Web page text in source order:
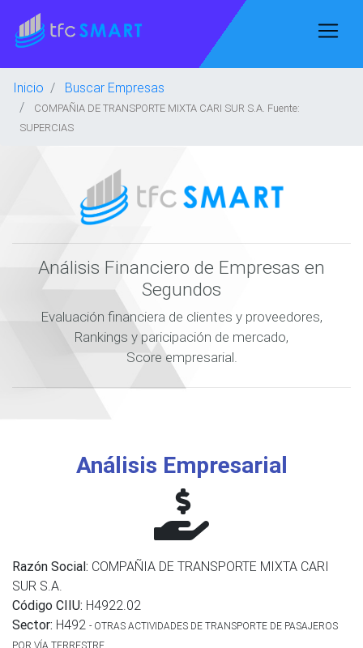
Inicio Buscar Empresas
COMPAÑIA DE TRANSPORTE MIXTA CARI SUR S.A. Fuente:
SUPERCIAS
Análisis Financiero de Empresas en
Segundos
Evaluación financiera de clientes y proveedores,
Rankings y paricipación de mercado,
Score empresarial.
Análisis Empresarial
Razón Social: COMPAÑIA DE TRANSPORTE MIXTA CARI
SUR S.A.
Código CIIU: H4922.02
Sector: H492 - OTRAS ACTIVIDADES DE TRANSPORTE DE PASAJEROS
POR VÍA TERRESTRE.